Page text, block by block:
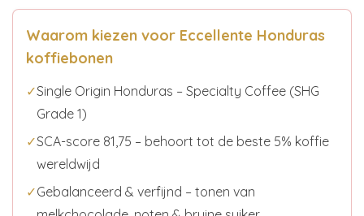
Waarom kiezen voor Eccellente Honduras
koffiebonen
✓Single Origin Honduras – Specialty Coffee (SHG
Grade 1)
✓SCA-score 81,75 – behoort tot de beste 5% koffie
wereldwijd
✓Gebalanceerd & verfijnd – tonen van